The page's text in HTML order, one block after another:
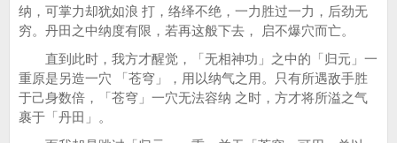
纳，可掌力却犹如浪 打，络绎不绝，一力胜过一力，后劲无
穷。丹田之中纳度有限，若再这般下去， 启不爆穴而亡。
直到此时，我方才醒觉，「无相神功」之中的「归元」一
重原是另造一穴 「苍穹」，用以纳气之用。只有所遇敌手胜
于己身数倍，「苍穹」一穴无法容纳 之时，方才将所溢之气
裹于「丹田」。